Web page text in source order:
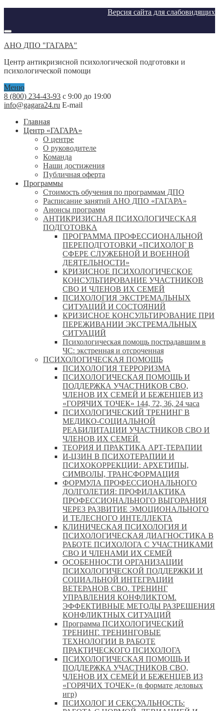
Версия сайта для слабовидящих
АНО ДПО "ГАГАРА"
Центр антикризисной психологической подготовки и
психологической помощи
Меню
8 (800) 234-43-93 с 9:00 до 19:00
info@gagara24.ru E-mail
Главная
Центр «ГАГАРА»
О центре
О руководителе
Команда
Наши достижения
Публичная оферта
Программы
Стоимость обучения по программам ДПО
Расписание занятий АНО ДПО «ГАГАРА»
Анонсы программ
АНТИКРИЗИСНАЯ ПСИХОЛОГИЧЕСКАЯ
ПОДГОТОВКА
ПРОГРАММА ПРОФЕССИОНАЛЬНОЙ
ПЕРЕПОДГОТОВКИ «ПСИХОЛОГ В
СФЕРЕ СЛУЖЕБНОЙ И ВОЕННОЙ
ДЕЯТЕЛЬНОСТИ»
КРИЗИСНОЕ ПСИХОЛОГИЧЕСКОЕ
КОНСУЛЬТИРОВАНИЕ УЧАСТНИКОВ
СВО И ЧЛЕНОВ ИХ СЕМЕЙ
ПСИХОЛОГИЯ ЭКСТРЕМАЛЬНЫХ
СИТУАЦИЙ И СОСТОЯНИЙ
КРИЗИСНОЕ КОНСУЛЬТИРОВАНИЕ ПРИ
ПЕРЕЖИВАНИИ ЭКСТРЕМАЛЬНЫХ
СИТУАЦИЙ
Психологическая помощь пострадавшим в
ЧС: экстренная и отсроченная
ПСИХОЛОГИЧЕСКАЯ ПОМОЩЬ
ПСИХОЛОГИЯ ТЕРРОРИЗМА
ПСИХОЛОГИЧЕСКАЯ ПОМОЩЬ И
ПОДДЕРЖКА УЧАСТНИКОВ СВО,
ЧЛЕНОВ ИХ СЕМЕЙ И БЕЖЕНЦЕВ ИЗ
«ГОРЯЧИХ ТОЧЕК» 144, 72, 36, 24 часа
ПСИХОЛОГИЧЕСКИЙ ТРЕНИНГ В
МЕДИКО-СОЦИАЛЬНОЙ
РЕАБИЛИТАЦИИ УЧАСТНИКОВ СВО И
ЧЛЕНОВ ИХ СЕМЕЙ
ТЕОРИЯ И ПРАКТИКА АРТ-ТЕРАПИИ
И-ЦЗИН В ПСИХОТЕРАПИИ И
ПСИХОКОРРЕКЦИИ: АРХЕТИПЫ,
СИМВОЛЫ, ТРАНСФОРМАЦИЯ
ФОРМУЛА ПРОФЕССИОНАЛЬНОГО
ДОЛГОЛЕТИЯ: ПРОФИЛАКТИКА
ПРОФЕССИОНАЛЬНОГО ВЫГОРАНИЯ
ЧЕРЕЗ РАЗВИТИЕ ЭМОЦИОНАЛЬНОГО
И ТЕЛЕСНОГО ИНТЕЛЛЕКТА
КЛИНИЧЕСКАЯ ПСИХОЛОГИЯ И
ПСИХОЛОГИЧЕСКАЯ ДИАГНОСТИКА В
РАБОТЕ ПСИХОЛОГА С УЧАСТНИКАМИ
СВО И ЧЛЕНАМИ ИХ СЕМЕЙ
ОСОБЕННОСТИ ОРГАНИЗАЦИИ
ПСИХОЛОГИЧЕСКОЙ ПОДДЕРЖКИ И
СОЦИАЛЬНОЙ ИНТЕГРАЦИИ
ВЕТЕРАНОВ СВО. ТРЕНИНГ
УПРАВЛЕНИЯ КОНФЛИКТОМ.
ЭФФЕКТИВНЫЕ МЕТОДЫ РАЗРЕШЕНИЯ
КОНФЛИКТНЫХ СИТУАЦИЙ
Программа ПСИХОЛОГИЧЕСКИЙ
ТРЕНИНГ. ТРЕНИНГОВЫЕ
ТЕХНОЛОГИИ В РАБОТЕ
ПРАКТИЧЕСКОГО ПСИХОЛОГА
ПСИХОЛОГИЧЕСКАЯ ПОМОЩЬ И
ПОДДЕРЖКА УЧАСТНИКОВ СВО,
ЧЛЕНОВ ИХ СЕМЕЙ И БЕЖЕНЦЕВ ИЗ
«ГОРЯЧИХ ТОЧЕК» (в формате деловых
игр)
ПСИХОЛОГ И СЕКСУАЛЬНОСТЬ: